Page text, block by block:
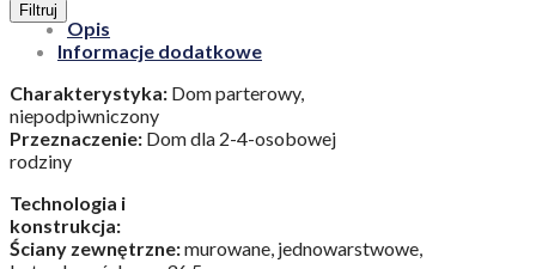
Filtruj
Opis
Informacje dodatkowe
Charakterystyka: Dom parterowy,
niepodpiwniczony
Przeznaczenie: Dom dla 2-4-osobowej
rodziny
Technologia i
konstrukcja:
Ściany zewnętrzne:murowane, jednowarstwowe,